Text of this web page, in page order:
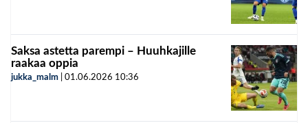
Saksa astetta parempi – Huuhkajille
raakaa oppia
jukka_malm 01.06.2026 10:36